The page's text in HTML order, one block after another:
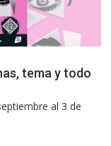
tema y todo
al 3 de